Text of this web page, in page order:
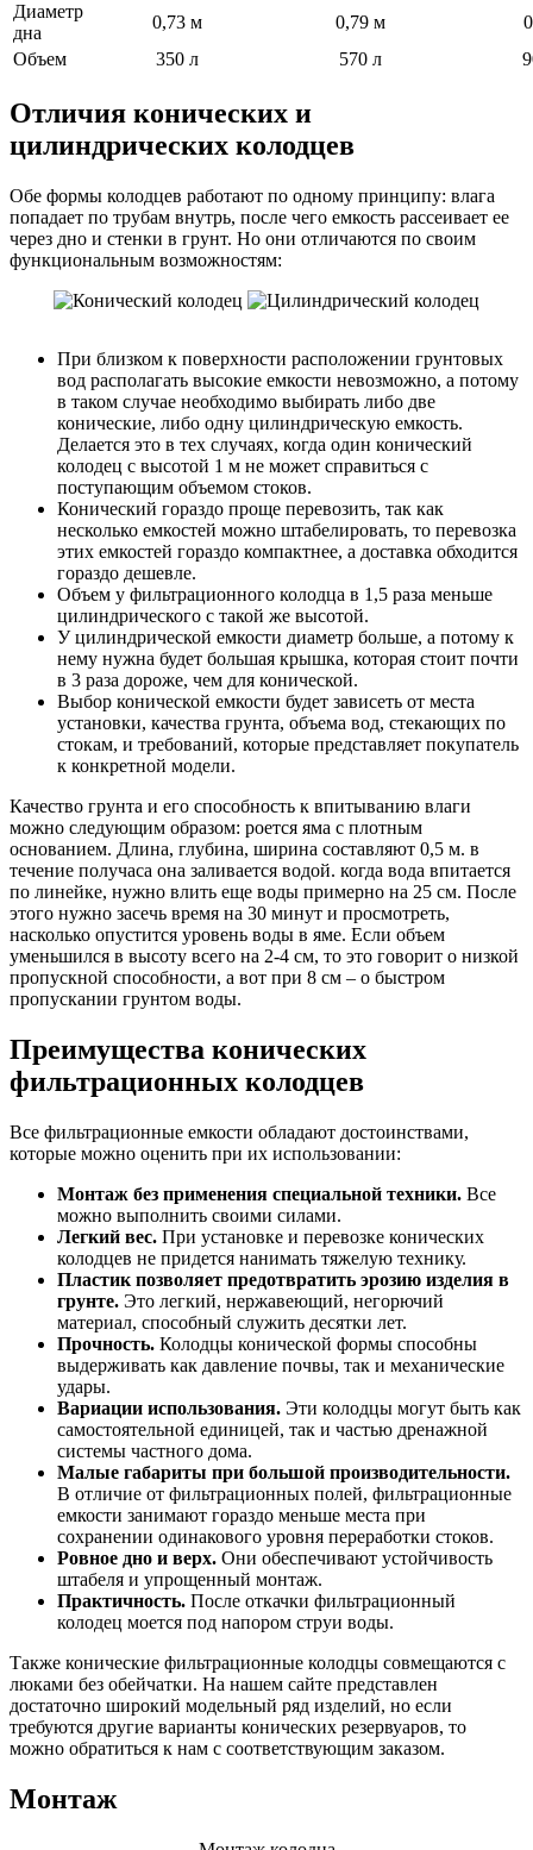
Диаметр
дна
0,73 м 0,79 м
Объем
350 л 570 л
Отличия конических и
цилиндрических колодцев
Обе формы колодцев работают по одному принципу: влага
попадает по трубам внутрь, после чего емкость рассеивает ее
через дно и стенки в грунт. Но они отличаются по своим
функциональным возможностям:
При близком к поверхности расположении грунтовых
вод располагать высокие емкости невозможно, а потому
в таком случае необходимо выбирать либо две
конические, либо одну цилиндрическую емкость.
Делается это в тех случаях, когда один конический
колодец с высотой 1 м не может справиться с
поступающим объемом стоков.
Конический гораздо проще перевозить, так как
несколько емкостей можно штабелировать, то перевозка
этих емкостей гораздо компактнее, а доставка обходится
гораздо дешевле.
Объем у фильтрационного колодца в 1,5 раза меньше
цилиндрического с такой же высотой.
У цилиндрической емкости диаметр больше, а потому к
нему нужна будет большая крышка, которая стоит почти
в 3 раза дороже, чем для конической.
Выбор конической емкости будет зависеть от места
установки, качества грунта, объема вод, стекающих по
стокам, и требований, которые представляет покупатель
к конкретной модели.
Качество грунта и его способность к впитыванию влаги
можно следующим образом: роется яма с плотным
основанием. Длина, глубина, ширина составляют 0,5 м. в
течение получаса она заливается водой. когда вода впитается
по линейке, нужно влить еще воды примерно на 25 см. После
этого нужно засечь время на 30 минут и просмотреть,
насколько опустится уровень воды в яме. Если объем
уменьшился в высоту всего на 2-4 см, то это говорит о низкой
пропускной способности, а вот при 8 см – о быстром
пропускании грунтом воды.
Преимущества конических
фильтрационных колодцев
Все фильтрационные емкости обладают достоинствами,
которые можно оценить при их использовании:
Монтаж без применения специальной техники. Все
можно выполнить своими силами.
Легкий вес. При установке и перевозке конических
колодцев не придется нанимать тяжелую технику.
Пластик позволяет предотвратить эрозию изделия в
грунте. Это легкий, нержавеющий, негорючий
материал, способный служить десятки лет.
Прочность. Колодцы конической формы способны
выдерживать как давление почвы, так и механические
удары.
Вариации использования. Эти колодцы могут быть как
самостоятельной единицей, так и частью дренажной
системы частного дома.
Малые габариты при большой производительности.
В отличие от фильтрационных полей, фильтрационные
емкости занимают гораздо меньше места при
сохранении одинакового уровня переработки стоков.
Ровное дно и верх. Они обеспечивают устойчивость
штабеля и упрощенный монтаж.
Практичность. После откачки фильтрационный
колодец моется под напором струи воды.
Также конические фильтрационные колодцы совмещаются с
люками без обейчатки. На нашем сайте представлен
достаточно широкий модельный ряд изделий, но если
требуются другие варианты конических резервуаров, то
можно обратиться к нам с соответствующим заказом.
Монтаж